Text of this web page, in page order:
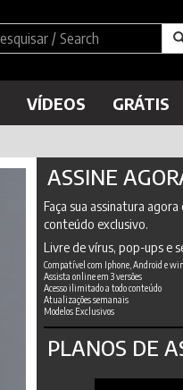
VÍDEOS GRÁTIS
ASSINE
Faça sua assinatura
conteúdo exclusivo.
Livre de vírus, pop-ups e
Compatível com Iphone, Android e
Assista online em 3 versões
Acesso ilimitado a todo conteúdo
Atualizações semanais
Modelos Exclusivos
PLANOS DE